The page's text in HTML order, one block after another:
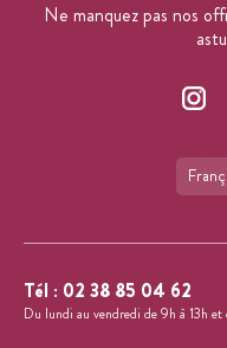
Ne manquez pas nos
Tél : 02 38 85 04 62
Du lundi au vendredi de 9h à 13h